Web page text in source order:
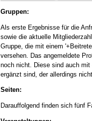
Gruppen:
Als erste Ergebnisse für die
sowie die aktuelle
Gruppe, die mit einem
versehen. Das angemeldete
noch nicht. Diese sind auch
ergänzt sind, der allerdings
Seiten:
Darauffolgend finden sich fünf